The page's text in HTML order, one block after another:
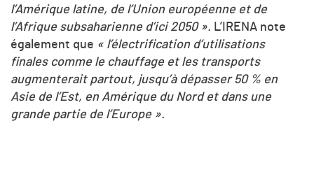
l’Amérique latine, de l’Union européenne et de
l’Afrique subsaharienne d’ici 2050 ». L’IRENA note
également que « l’électrification d’utilisations
finales comme le chauffage et les transports
augmenterait partout, jusqu’à dépasser 50 % en
Asie de l’Est, en Amérique du Nord et dans une
grande partie de l’Europe ».